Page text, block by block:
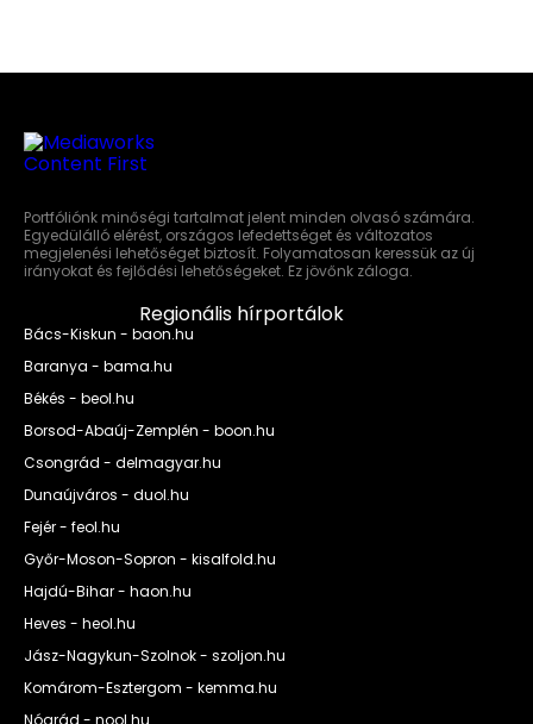
Portfóliónk minőségi tartalmat jelent minden olvasó számára.
Egyedülálló elérést, országos lefedettséget és változatos
megjelenési lehetőséget biztosít. Folyamatosan keressük az új
irányokat és fejlődési lehetőségeket. Ez jövőnk záloga.
Regionális hírportálok
Bács-Kiskun - baon.hu
Baranya - bama.hu
Békés - beol.hu
Borsod-Abaúj-Zemplén - boon.hu
Csongrád - delmagyar.hu
Dunaújváros - duol.hu
Fejér - feol.hu
Győr-Moson-Sopron - kisalfold.hu
Hajdú-Bihar - haon.hu
Heves - heol.hu
Jász-Nagykun-Szolnok - szoljon.hu
Komárom-Esztergom - kemma.hu